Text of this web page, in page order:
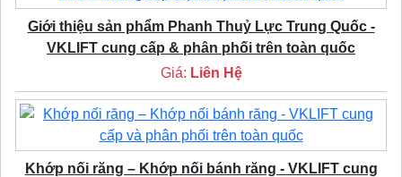
Giới thiệu sản phẩm Phanh Thuỷ Lực Trung Quốc -
VKLIFT cung cấp & phân phối trên toàn quốc
Giá: Liên Hệ
Khớp nối răng – Khớp nối bánh răng - VKLIFT cung